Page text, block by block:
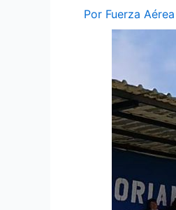
Por Fuerza Aérea